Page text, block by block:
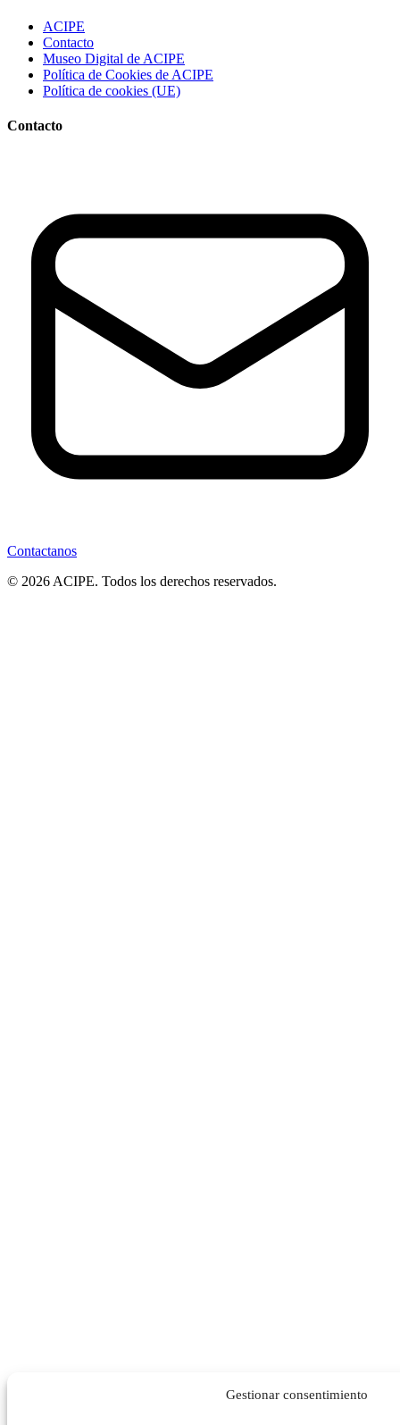
Gestionar consentimiento
ACIPE
Contacto
Museo Digital de ACIPE
Política de Cookies de ACIPE
Política de cookies (UE)
Contacto
Contactanos
© 2026 ACIPE. Todos los derechos reservados.